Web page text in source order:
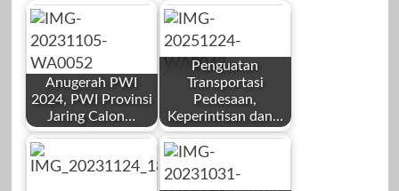
Anugerah PWI
2024, PWI Provinsi
Jaring Calon…
by
Redaksi
Penguatan
Transportasi
Pedesaan,
Keperintisan dan…
by
Redaksi